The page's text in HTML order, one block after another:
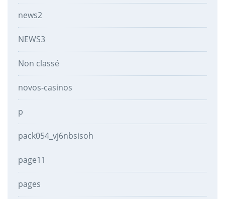
news2
NEWS3
Non classé
novos-casinos
p
pack054_vj6nbsisoh
page11
pages